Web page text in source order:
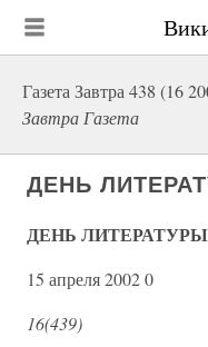
Газета Завтра 438 (16
Завтра Газета
ДЕНЬ
ДЕНЬ ЛИТЕРАТУРЫ
15 апреля 2002 0
16(439)